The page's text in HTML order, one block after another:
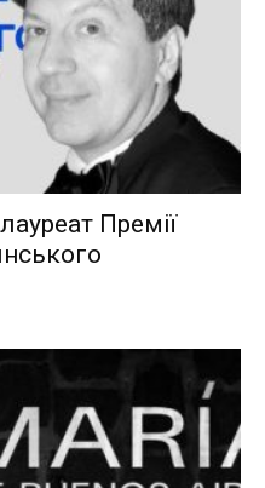
Премії